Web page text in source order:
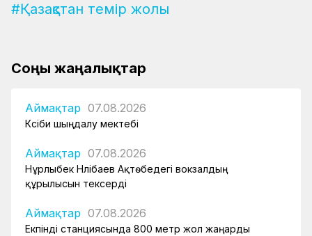
#Қазақстан темір жолы
Соңғы жаңалықтар
Аймақтар 07.08.2026
Кәсіби шыңдалу мектебі
Аймақтар 07.08.2026
Нұрлыбек Нәлібаев Ақтөбедегі вокзалдың
құрылысын тексерді
Аймақтар 07.08.2026
Екпінді станциясында 800 метр жол жаңарды